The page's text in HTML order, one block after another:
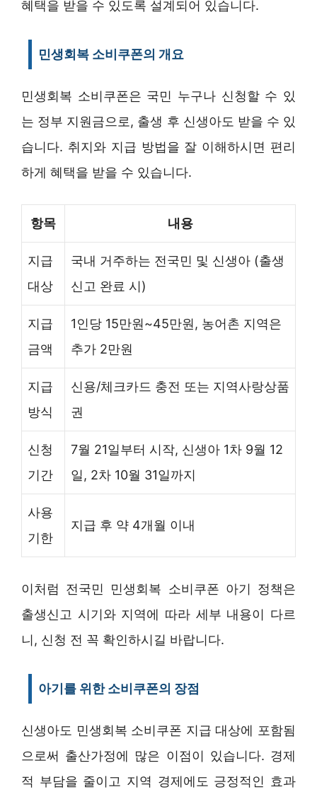
혜택을 받을 수 있도록 설계되어 있습니다.
민생회복 소비쿠폰의 개요
민생회복 소비쿠폰은 국민 누구나 신청할 수 있
는 정부 지원금으로, 출생 후 신생아도 받을 수 있
습니다. 취지와 지급 방법을 잘 이해하시면 편리
하게 혜택을 받을 수 있습니다.
항목 내용
지급
대상
국내 거주하는 전국민 및 신생아 (출생
신고 완료 시)
지급
금액
1인당 15만원~45만원, 농어촌 지역은
추가 2만원
지급
방식
신용/체크카드 충전 또는 지역사랑상품
권
신청
기간
7월 21일부터 시작, 신생아 1차 9월 12
일, 2차 10월 31일까지
사용
기한
지급 후 약 4개월 이내
이처럼 전국민 민생회복 소비쿠폰 아기 정책은
출생신고 시기와 지역에 따라 세부 내용이 다르
니, 신청 전 꼭 확인하시길 바랍니다.
아기를 위한 소비쿠폰의 장점
신생아도 민생회복 소비쿠폰 지급 대상에 포함됨
으로써 출산가정에 많은 이점이 있습니다. 경제
적 부담을 줄이고 지역 경제에도 긍정적인 효과